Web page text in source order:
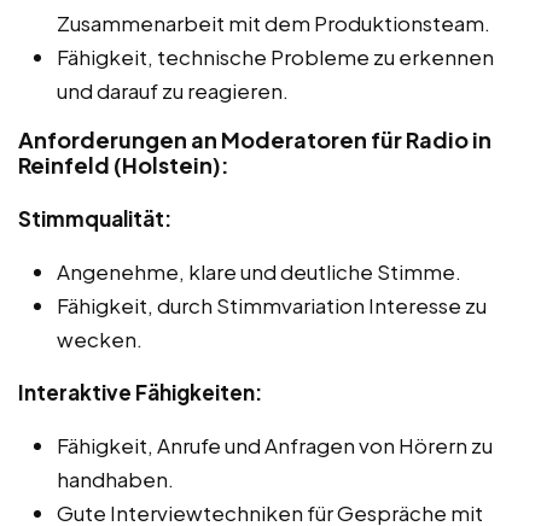
Zusammenarbeit mit dem Produktionsteam.
Fähigkeit, technische Probleme zu erkennen
und darauf zu reagieren.
Anforderungen an Moderatoren für Radio in
Reinfeld (Holstein):
Stimmqualität:
Angenehme, klare und deutliche Stimme.
Fähigkeit, durch Stimmvariation Interesse zu
wecken.
Interaktive Fähigkeiten:
Fähigkeit, Anrufe und Anfragen von Hörern zu
handhaben.
Gute Interviewtechniken für Gespräche mit